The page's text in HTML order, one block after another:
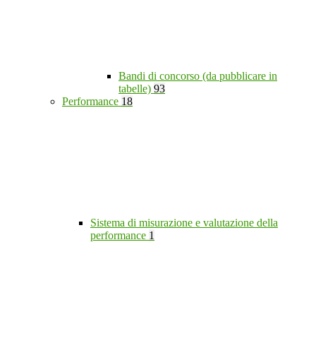
Bandi di concorso (da pubblicare in
tabelle) 93
Performance 18
Sistema di misurazione e valutazione della
performance 1